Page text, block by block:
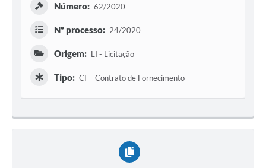
Número: 62/2020
Nº processo: 24/2020
Origem: LI - Licitação
Tipo: CF - Contrato de Fornecimento